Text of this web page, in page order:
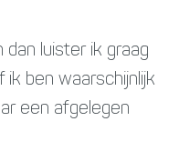
luister ik graag
ben waarschijnlijk
een afgelegen